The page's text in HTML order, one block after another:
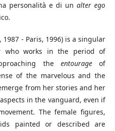
personalità e di un alter ego
1987 - Paris, 1996) is a singular
who works in the period of
the entourageof
of the marvelous and the
from her stories and her
in the vanguard, even if
The female figures,
painted or described are